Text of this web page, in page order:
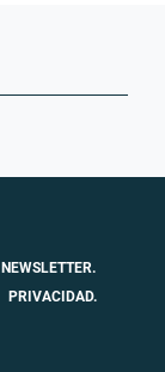
NEWSLETTER.
PRIVACIDAD.